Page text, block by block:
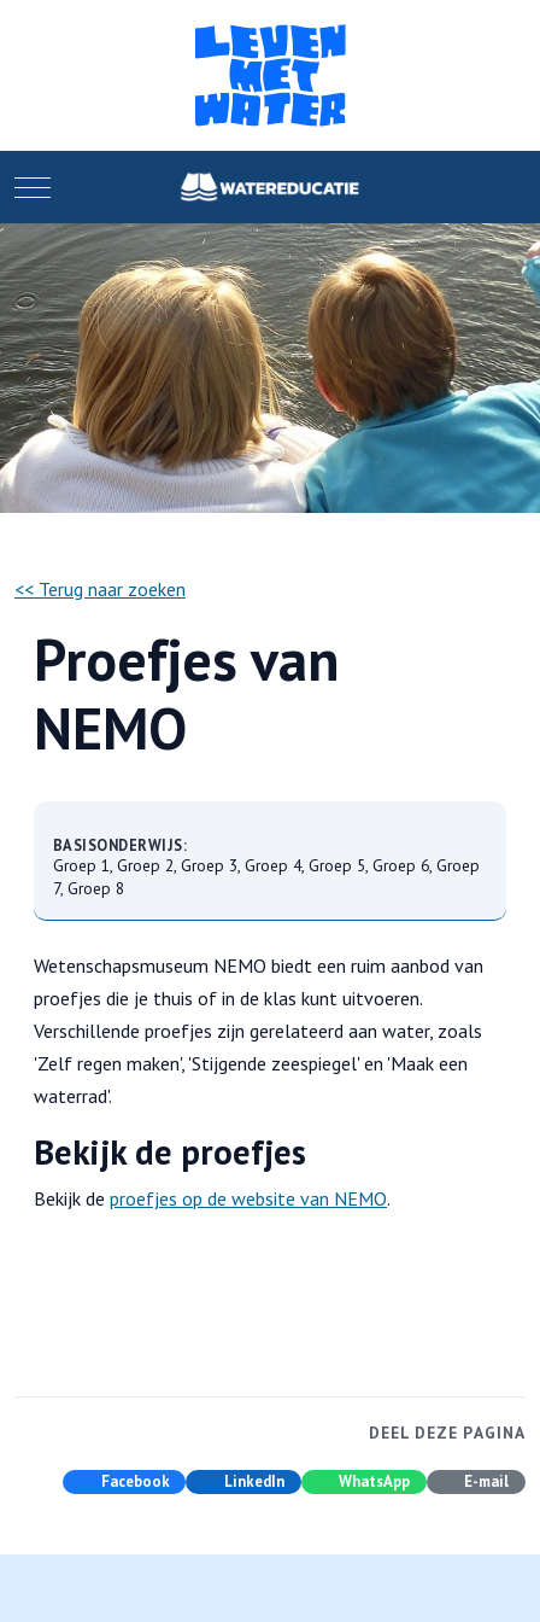
Mobile Menu Toggle
<< Terug naar zoeken
Proefjes van
NEMO
BASISONDERWIJS:
Groep 1, Groep 2, Groep 3, Groep 4, Groep 5, Groep 6, Groep
7, Groep 8
Wetenschapsmuseum NEMO biedt een ruim aanbod van
proefjes die je thuis of in de klas kunt uitvoeren.
Verschillende proefjes zijn gerelateerd aan water, zoals
'Zelf regen maken', 'Stijgende zeespiegel' en 'Maak een
waterrad'.
Bekijk de proefjes
Bekijk de proefjes op de website van NEMO.
DEEL DEZE PAGINA
Facebook LinkedIn WhatsApp E-mail